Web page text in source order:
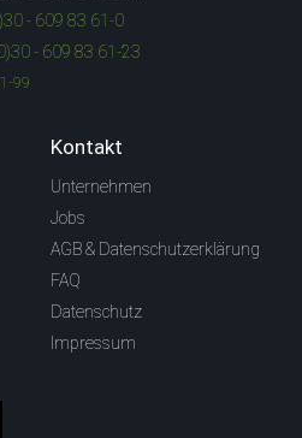
- 609 83 61-0
- 609 83 61-23
99
Kontakt
Unternehmen
Jobs
AGB & Datenschutzerklärung
FAQ
Datenschutz
Impressum